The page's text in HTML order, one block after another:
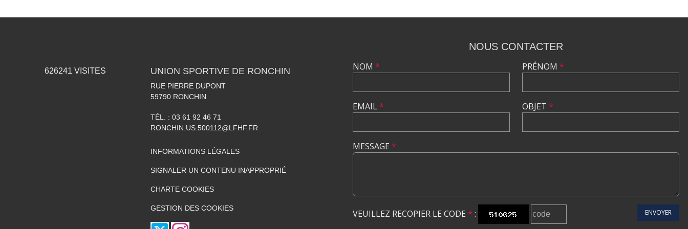
626241 VISITES UNION SPORTIVE DE RONCHIN
RUE PIERRE DUPONT
59790 RONCHIN
TÉL. : 03 61 92 46 71
RONCHIN.US.500112@LFHF.FR
INFORMATIONS LÉGALES
SIGNALER UN CONTENU INAPPROPRIÉ
CHARTE COOKIES
GESTION DES COOKIES
NOUS CONTACTER
NOM *
EMAIL*
PRÉNOM *
OBJET *
MESSAGE *
VEUILLEZ RECOPIER LE CODE * : ENVOYER